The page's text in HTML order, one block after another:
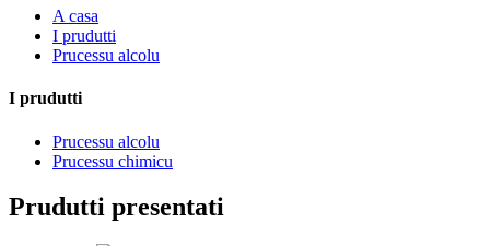
A casa
I prudutti
Prucessu alcolu
I prudutti
Prucessu alcolu
Prucessu chimicu
Prudutti presentati